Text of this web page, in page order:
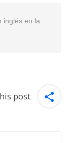
inglés en la
post